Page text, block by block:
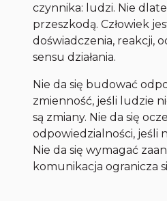
czynnika: ludzi. Nie
przeszkodą. Człowiek
doświadczenia, reakcji,
sensu działania.
Nie da się budować
zmienność, jeśli ludzie
są zmiany. Nie da się
odpowiedzialności, jeśli
Nie da się wymagać
komunikacja ogranicza